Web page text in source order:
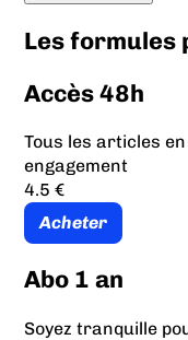
Les formules
Accès 48h
Tous les articles
engagement
4.5 €
Acheter
Abo 1 an
Soyez tranquille